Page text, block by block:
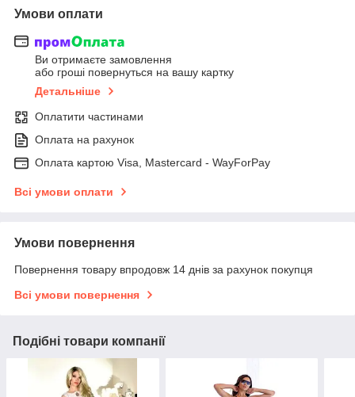
Умови оплати
Ви отримаєте замовлення
або гроші повернуться на вашу картку
Детальніше
Оплатити частинами
Оплата на рахунок
Оплата картою Visa, Mastercard - WayForPay
Всі умови оплати
Умови повернення
Повернення товару впродовж 14 днів за рахунок покупця
Всі умови повернення
Подібні товари компанії